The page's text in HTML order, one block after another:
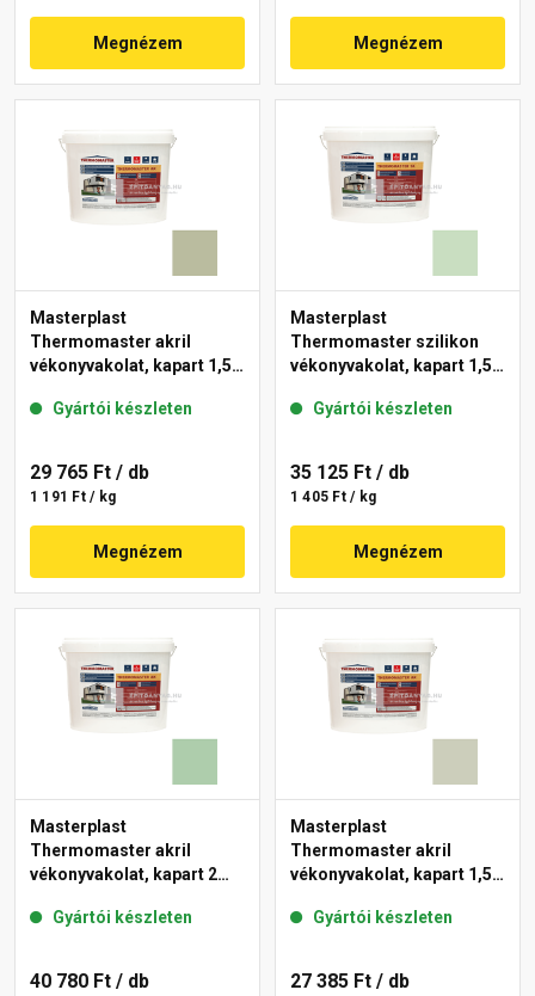
Megnézem Megnézem
Masterplast
Thermomaster akril
vékonyvakolat, kapart 1,5
Gyártói készleten
29 765 Ft / db
1 191 Ft / kg
Megnézem
Masterplast
Thermomaster szilikon
vékonyvakolat, kapart 1,5
Gyártói készleten
35 125 Ft / db
1 405 Ft / kg
Megnézem
Masterplast
Thermomaster akril
vékonyvakolat, kapart 2
Gyártói készleten
40 780 Ft / db
Masterplast
Thermomaster akril
vékonyvakolat, kapart 1,5
Gyártói készleten
27 385 Ft / db